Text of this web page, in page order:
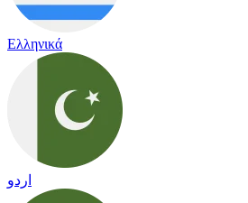
Ελληνικά
اردو